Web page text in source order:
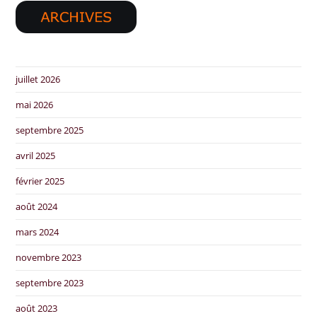
juillet 2026
mai 2026
septembre 2025
avril 2025
février 2025
août 2024
mars 2024
novembre 2023
septembre 2023
août 2023